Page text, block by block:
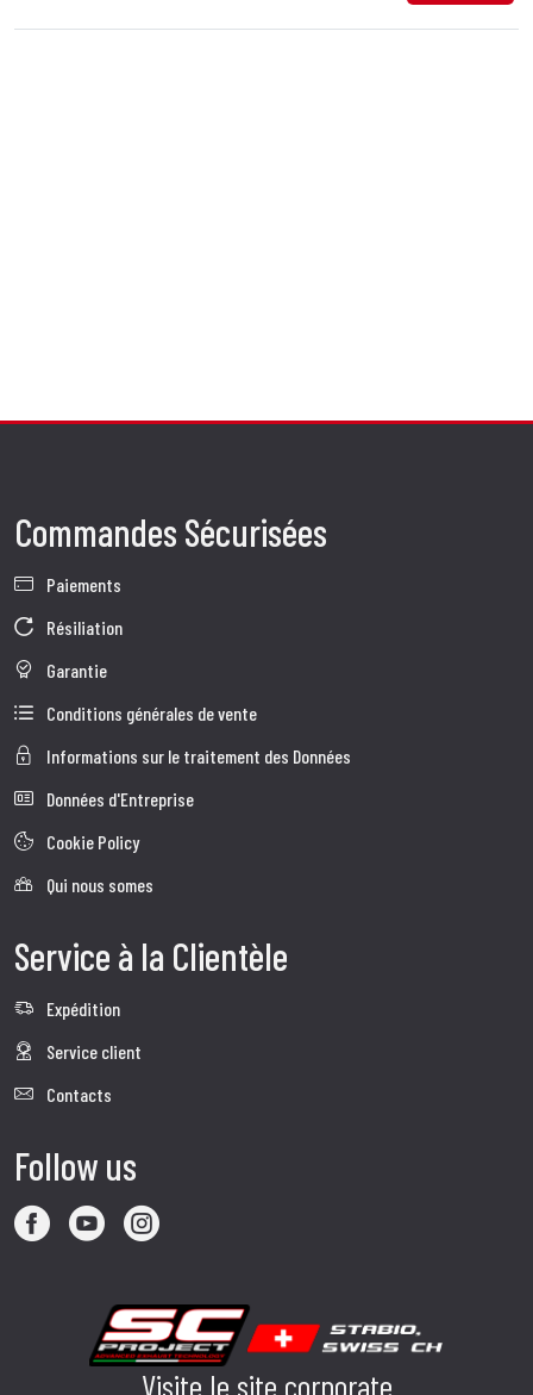
Commandes Sécurisées
Paiements
Résiliation
Garantie
Conditions générales de vente
Informations sur le traitement des Données
Données d'Entreprise
Cookie Policy
Qui nous somes
Service à la Clientèle
Expédition
Service client
Contacts
Follow us
Visite le site corporate